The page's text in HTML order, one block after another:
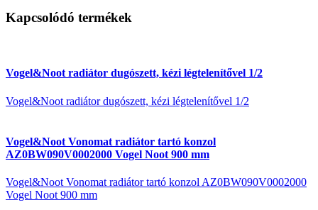
Kapcsolódó termékek
Vogel&Noot radiátor dugószett, kézi légtelenítővel 1/2
Vogel&Noot radiátor dugószett, kézi légtelenítővel 1/2
Vogel&Noot Vonomat radiátor tartó konzol
AZ0BW090V0002000 Vogel Noot 900 mm
Vogel&Noot Vonomat radiátor tartó konzol AZ0BW090V0002000
Vogel Noot 900 mm